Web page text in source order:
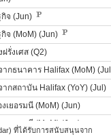
ที่ได้รับการสนับสนุนจาก